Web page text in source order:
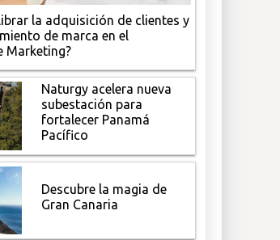
la adquisición de clientes y
de marca en el
Marketing?
Naturgy acelera nueva
subestación para
fortalecer Panamá
Pacífico
Descubre la magia de
Gran Canaria